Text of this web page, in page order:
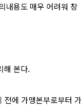
내용도 매우 어려워 창
해 본다.
전에 가맹본부로부터 가